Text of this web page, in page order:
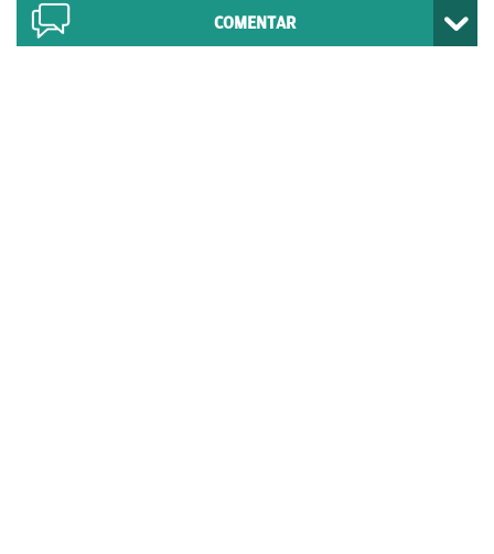
COMENTAR